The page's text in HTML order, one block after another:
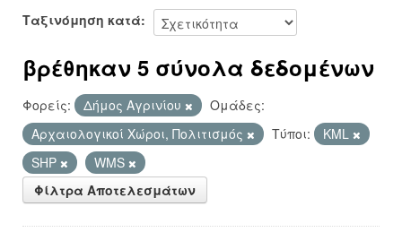
Ταξινόμηση κατά
βρέθηκαν 5 σύνολα δεδομένων
Φορείς: Δήμος Αγρινίου
Ομάδες:
Αρχαιολογικοί Χώροι, Πολιτισμός
Τύποι:
KML
SHP
WMS
Φίλτρα Αποτελεσμάτων